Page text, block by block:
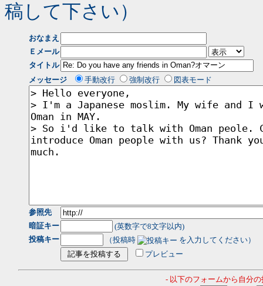
稿して下さい）
おなまえ
Ｅメール
タイトル
メッセージ
手動改行 強制改行 図表モード
参照先
暗証キー
(英数字で8文字以内)
投稿キー
（投稿時
を入力してください）
プレビュー
- 以下のフォームから自分